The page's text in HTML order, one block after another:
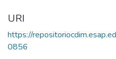
URI
https://
0856